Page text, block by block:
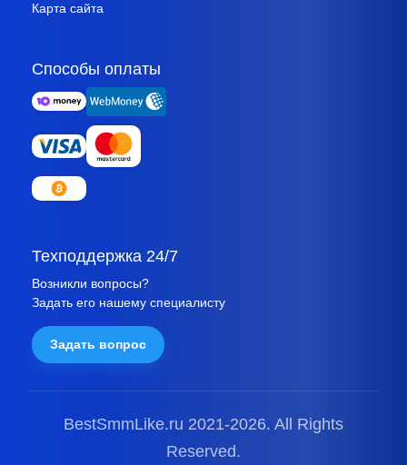
Карта сайта
Способы оплаты
Техподдержка 24/7
Возникли вопросы?
Задать его нашему специалисту
Задать вопрос
BestSmmLike.ru 2021-2026. All Rights
Reserved.